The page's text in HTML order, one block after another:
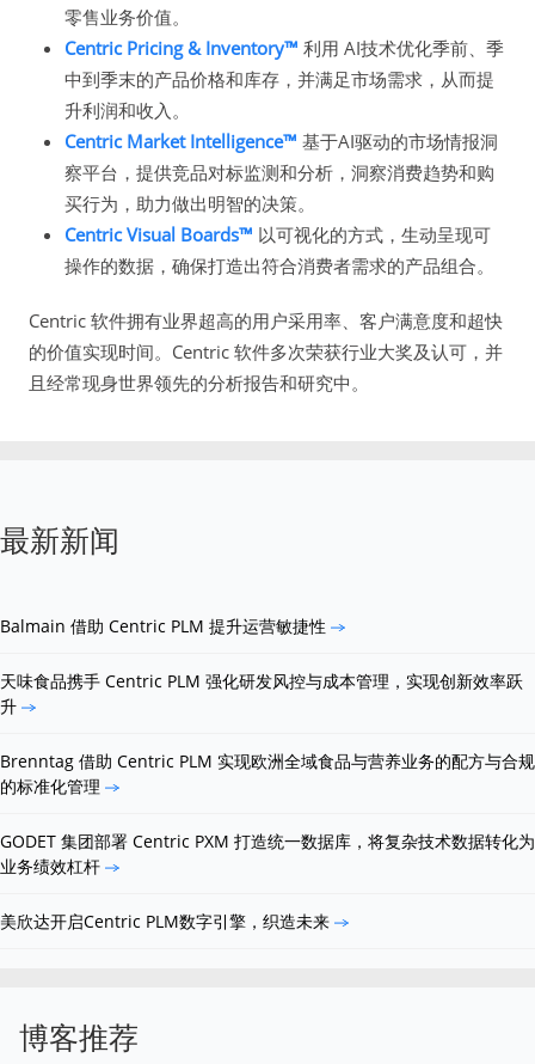
零售业务价值。
Centric Pricing & Inventory™ 利用 AI技术优化季前、季
中到季末的产品价格和库存，并满足市场需求，从而提
升利润和收入。
Centric Market Intelligence™ 基于AI驱动的市场情报洞
察平台，提供竞品对标监测和分析，洞察消费趋势和购
买行为，助力做出明智的决策。
Centric Visual Boards™ 以可视化的方式，生动呈现可
操作的数据，确保打造出符合消费者需求的产品组合。
Centric 软件拥有业界超高的用户采用率、客户满意度和超快
的价值实现时间。Centric 软件多次荣获行业大奖及认可，并
且经常现身世界领先的分析报告和研究中。
最新新闻
Balmain 借助 Centric PLM 提升运营敏捷性
天味食品携手 Centric PLM 强化研发风控与成本管理，实现创新效率跃
升
Brenntag 借助 Centric PLM 实现欧洲全域食品与营养业务的配方与合规
的标准化管理
GODET 集团部署 Centric PXM 打造统一数据库，将复杂技术数据转化为
业务绩效杠杆
美欣达开启Centric PLM数字引擎，织造未来
博客推荐